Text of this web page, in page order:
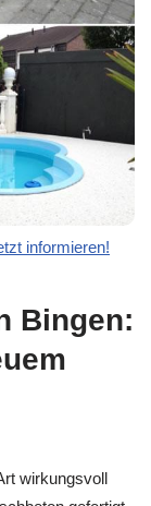
informieren!
Bingen:
wirkungsvoll